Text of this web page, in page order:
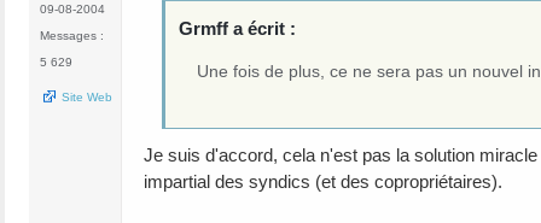
09-08-2004
Messages :
5 629
Site Web
Grmff a écrit :
Une fois de plus, ce ne sera pas un nouvel
Je suis d'accord, cela n'est pas la solution
impartial des syndics (et des copropriétaires).